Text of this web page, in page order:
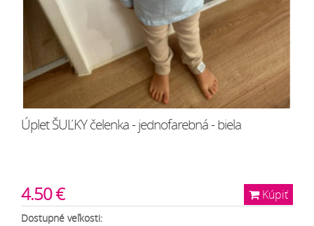
Úplet ŠUĽKY čelenka - jednofarebná - biela
Kúpiť
4.50 €
Dostupné veľkosti: